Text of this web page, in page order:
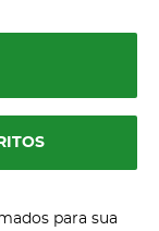
para sua